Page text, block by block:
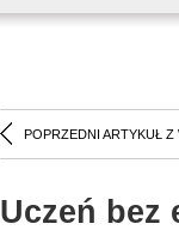
POPRZEDNI ARTYKUŁ Z
Uczeń bez